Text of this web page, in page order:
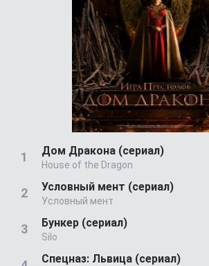
Дом Дракона (сериал)
House of the Dragon
Условный мент (сериал)
Условный мент
Бункер (сериал)
Silo
Спецназ: Львица (сериал)